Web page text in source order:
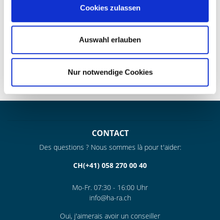
Cookies zulassen
Auswahl erlauben
Nur notwendige Cookies
» Le complément optimal au baume cuir Ha-Ra
nettoyer, la face blanche PUR absorbe les résidus et a
également un effet de lustrage
» Fabriqué main dans notre manufacture sarroise - chaque
tissu est unique
CONTACT
Des questions ? Nous sommes là pour t'aider:
CH(+41) 058 270 00 40
Mo-Fr. 07:30 - 16:00 Uhr
info@ha-ra.ch
Oui, j'aimerais avoir un conseiller